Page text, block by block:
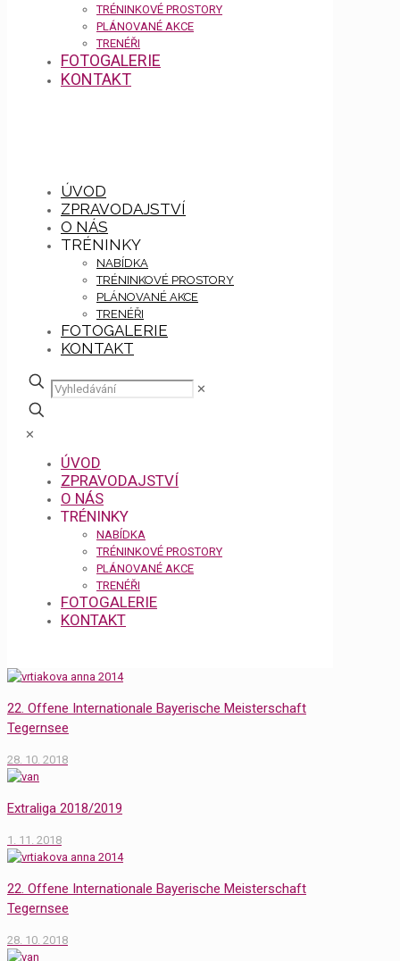
TRÉNINKOVÉ PROSTORY
PLÁNOVANÉ AKCE
TRENÉŘI
FOTOGALERIE
KONTAKT
ÚVOD
ZPRAVODAJSTVÍ
O NÁS
TRÉNINKY
NABÍDKA
TRÉNINKOVÉ PROSTORY
PLÁNOVANÉ AKCE
TRENÉŘI
FOTOGALERIE
KONTAKT
✕
✕
ÚVOD
ZPRAVODAJSTVÍ
O NÁS
TRÉNINKY
NABÍDKA
TRÉNINKOVÉ PROSTORY
PLÁNOVANÉ AKCE
TRENÉŘI
FOTOGALERIE
KONTAKT
22. Offene Internationale Bayerische Meisterschaft
Tegernsee
28. 10. 2018
Extraliga 2018/2019
1. 11. 2018
22. Offene Internationale Bayerische Meisterschaft
Tegernsee
28. 10. 2018